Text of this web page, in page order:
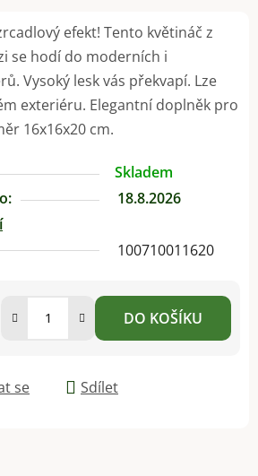
efekt! Tento květináč z
se hodí do moderních i
Vysoký lesk vás překvapí. Lze
exteriéru. Elegantní doplněk pro
16x16x20 cm.
Skladem
18.8.2026
100710011620
DO KOŠÍKU
se Sdílet